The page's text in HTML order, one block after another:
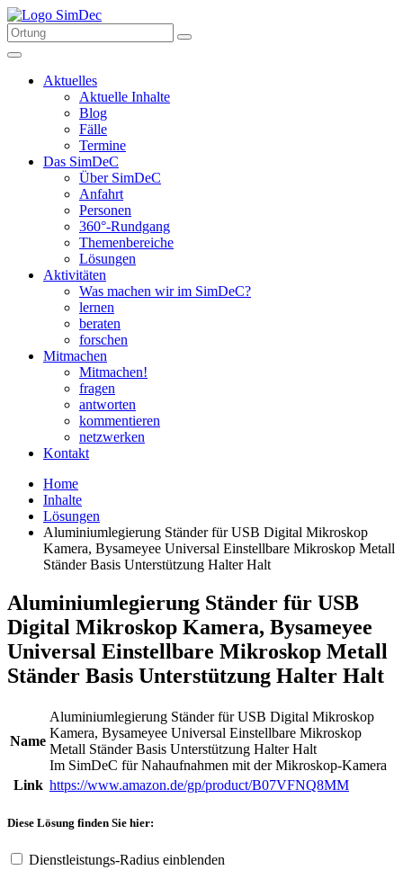
Aktuelles
Aktuelle Inhalte
Blog
Fälle
Termine
Das SimDeC
Über SimDeC
Anfahrt
Personen
360°-Rundgang
Themenbereiche
Lösungen
Aktivitäten
Was machen wir im SimDeC?
lernen
beraten
forschen
Mitmachen
Mitmachen!
fragen
antworten
kommentieren
netzwerken
Kontakt
Home
Inhalte
Lösungen
Aluminiumlegierung Ständer für USB Digital Mikroskop
Kamera, Bysameyee Universal Einstellbare Mikroskop Metall
Ständer Basis Unterstützung Halter Halt
Aluminiumlegierung Ständer für USB
Digital Mikroskop Kamera, Bysameyee
Universal Einstellbare Mikroskop Metall
Ständer Basis Unterstützung Halter Halt
Name
Aluminiumlegierung Ständer für USB Digital Mikroskop
Kamera, Bysameyee Universal Einstellbare Mikroskop
Metall Ständer Basis Unterstützung Halter Halt
Im SimDeC für Nahaufnahmen mit der Mikroskop-Kamera
Link https://www.amazon.de/gp/product/B07VFNQ8MM
Diese Lösung finden Sie hier:
Dienstleistungs-Radius einblenden